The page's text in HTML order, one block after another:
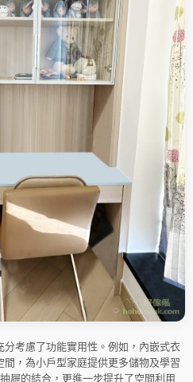
考慮了功能實用性。例如，內嵌式衣
，為小戶型家庭提供更多儲物及學習
屜的結合，更進一步提升了空間利用